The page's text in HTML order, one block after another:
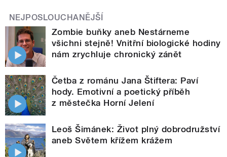
NEJPOSLOUCHANĚJŠÍ
Zombie buňky aneb Nestárneme
všichni stejně! Vnitřní biologické hodiny
nám zrychluje chronický zánět
Četba z románu Jana Štiftera: Paví
hody. Emotivní a poetický příběh
z městečka Horní Jelení
Leoš Šimánek: Život plný dobrodružství
aneb Světem křížem krážem